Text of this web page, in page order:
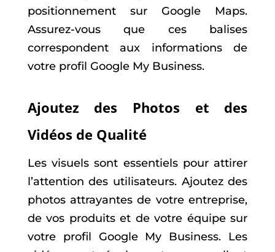
positionnement sur Google Maps.
Assurez-vous que ces balises
correspondent aux informations de
votre profil Google My Business.
Ajoutez des Photos et des
Vidéos de Qualité
Les visuels sont essentiels pour attirer
l’attention des utilisateurs. Ajoutez des
photos attrayantes de votre entreprise,
de vos produits et de votre équipe sur
votre profil Google My Business. Les